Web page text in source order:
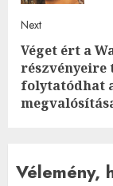
Next
Next
post:
Véget ért a
folytatódhat
Vélemény,